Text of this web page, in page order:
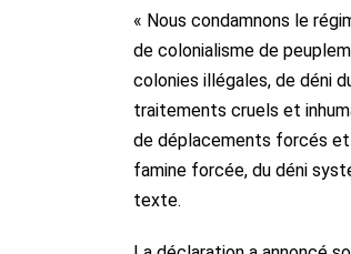
« Nous condamnons le
de colonialisme de
colonies illégales, de déni
traitements cruels et
de déplacements forcés et
famine forcée, du déni
texte.